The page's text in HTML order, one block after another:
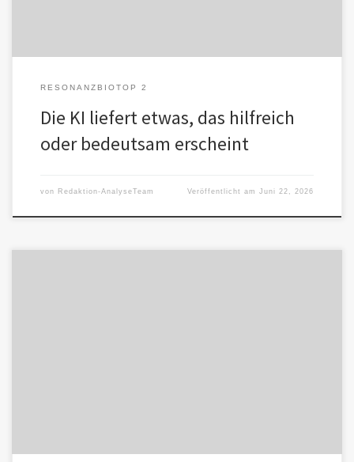
RESONANZBIOTOP 2
Die KI liefert etwas, das hilfreich
oder bedeutsam erscheint
von Redaktion-AnalyseTeam Veröffentlicht amJuni 22, 2026